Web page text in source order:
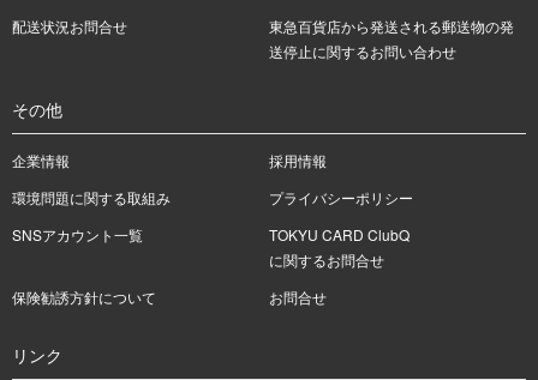
配送状況お問合せ
東急百貨店から発送される郵送物の発
送停止に関するお問い合わせ
その他
企業情報
採用情報
環境問題に関する取組み
プライバシーポリシー
SNSアカウント一覧
TOKYU CARD ClubQ
に関するお問合せ
保険勧誘方針について
お問合せ
リンク